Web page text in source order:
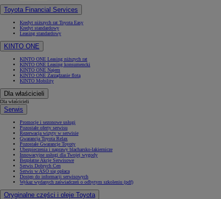
Toyota Financial Services
Kredyt niższych rat Toyota Easy
Kredyt standardowy
Leasing standardowy
KINTO ONE
KINTO ONE Leasing niższych rat
KINTO ONE Leasing konsumencki
KINTO ONE Najem
KINTO ONE Zarządzanie flotą
KINTO Mobility
Dla właścicieli
Dla właścicieli
Serwis
Promocje i sezonowe usługi
Pozostałe oferty serwisu
Rezerwacja wizyty w serwisie
Gwarancja Toyota Relax
Pozostałe Gwarancje Toyoty
Ubezpieczenia i naprawy blacharsko-lakiernicze
Innowacyjne usługi dla Twojej wygody
Bezpłatne Akcje Serwisowe
Serwis Dobrych Cen
Serwis w ASO się opłaca
Dostęp do informacji serwisowych
Wykaz wydanych zaświadczeń o odbytym szkoleniu (pdf)
Oryginalne części i oleje Toyota